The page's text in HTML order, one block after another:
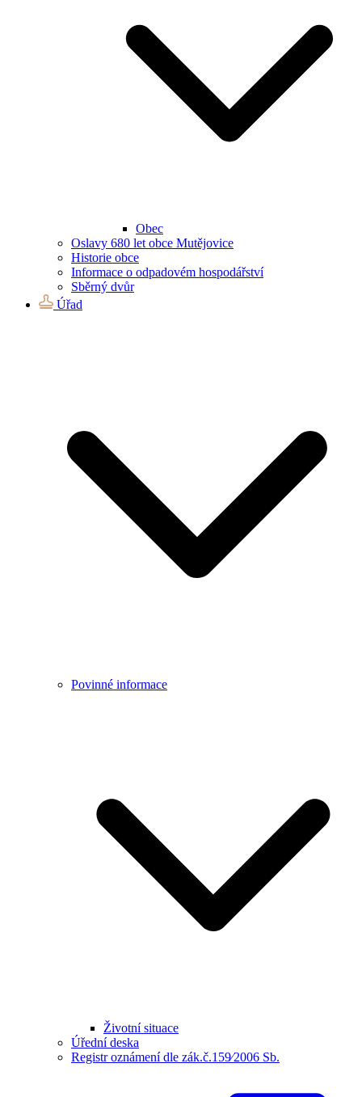
Obec
Oslavy 680 let obce Mutějovice
Historie obce
Informace o odpadovém hospodářství
Sběrný dvůr
Úřad
Povinné informace
Životní situace
Úřední deska
Registr oznámení dle zák.č.159⁄2006 Sb.